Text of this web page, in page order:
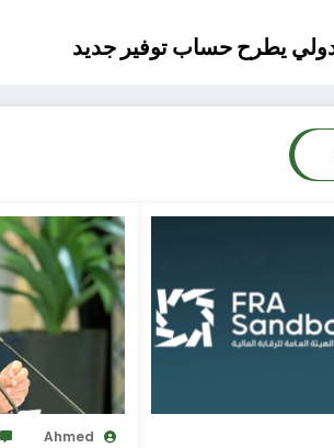
يطرح حساب توفير جديد
Ahmed